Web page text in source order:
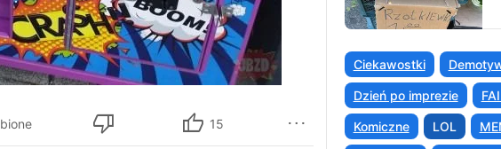
15
Ciekawostki
Dzień po imprezie
Komiczne LOL